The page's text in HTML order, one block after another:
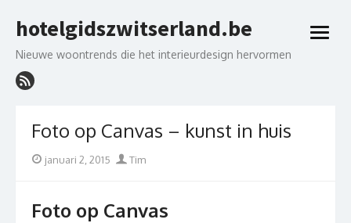
to
hotelgidszwitserland.be
Nieuwe woontrends die het interieurdesign hervormen
open
Foto op Canvas – kunst in huis
Postedjanuari 2, 2015 Author
Tim
Foto op Canvas